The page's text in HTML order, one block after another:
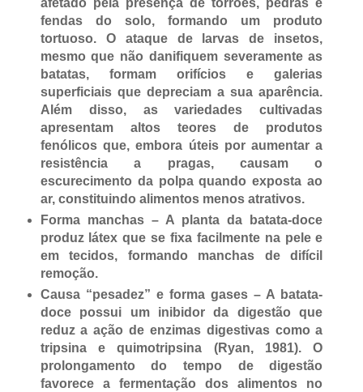
afetado pela presença de torrões, pedras e
fendas do solo, formando um produto
tortuoso. O ataque de larvas de insetos,
mesmo que não danifiquem severamente as
batatas, formam orifícios e galerias
superficiais que depreciam a sua aparência.
Além disso, as variedades cultivadas
apresentam altos teores de produtos
fenólicos que, embora úteis por aumentar a
resistência a pragas, causam o
escurecimento da polpa quando exposta ao
ar, constituindo alimentos menos atrativos.
Forma manchas – A planta da batata-doce
produz látex que se fixa facilmente na pele e
em tecidos, formando manchas de difícil
remoção.
Causa “pesadez” e forma gases – A batata-
doce possui um inibidor da digestão que
reduz a ação de enzimas digestivas como a
tripsina e quimotripsina (Ryan, 1981). O
prolongamento do tempo de digestão
favorece a fermentação dos alimentos no